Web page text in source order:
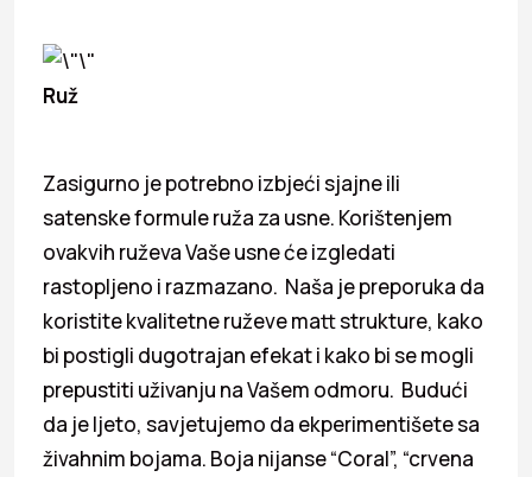
Ruž
Zasigurno je potrebno izbjeći sjajne ili
satenske formule ruža za usne. Korištenjem
ovakvih ruževa Vaše usne će izgledati
rastopljeno i razmazano. Naša je preporuka da
koristite kvalitetne ruževe matt strukture, kako
bi postigli dugotrajan efekat i kako bi se mogli
prepustiti uživanju na Vašem odmoru. Budući
da je ljeto, savjetujemo da ekperimentišete sa
živahnim bojama. Boja nijanse “Coral”, “crvena